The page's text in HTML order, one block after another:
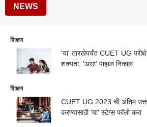
NEWS
शिक्षण
'या' तारखेपर्यंत CUET UG
शक्यता; 'असा' पाहाल निकाल
शिक्षण
CUET UG 2023 ची अंतिम
करण्यासाठी 'या' स्टेप्स फॉलो करा